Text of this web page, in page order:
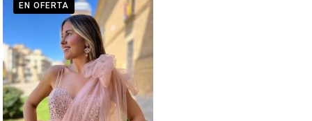
EN OFERTA